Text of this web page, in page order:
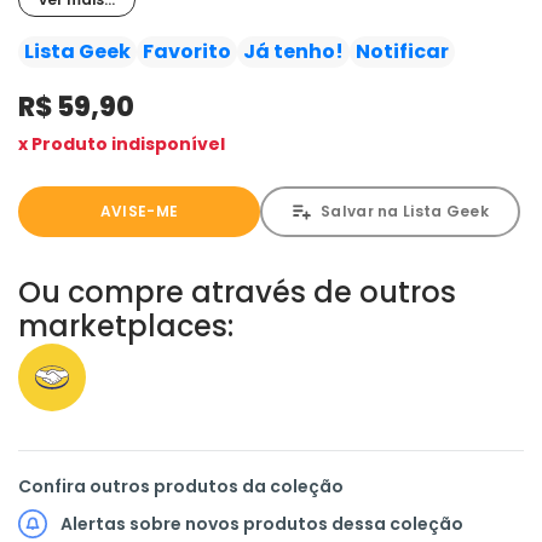
abissais e uma atmosfera steampunk, este álbum
estrelado por Pateta, Mickey e Donald traz a
Artibani e Lorenzo Pastrovicchio inspirada no romance
20.000 Léguas Submarinas, de Júlio Verne. Boa viagem!
Lista Geek Favorito Já tenho! Notificar
R$ 59,90
x Produto indisponível
AVISE-ME Salvar na Lista Geek
Ou compre através de outros
marketplaces:
Confira outros produtos da coleção
Alertas sobre novos produtos dessa coleção